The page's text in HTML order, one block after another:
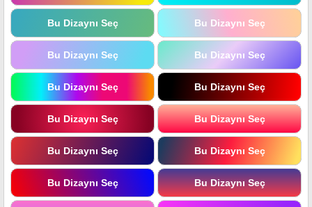
Bu Dizaynı Seç Bu Dizaynı Seç
Bu Dizaynı Seç Bu Dizaynı Seç
Bu Dizaynı Seç Bu Dizaynı Seç
Bu Dizaynı Seç Bu Dizaynı Seç
Bu Dizaynı Seç Bu Dizaynı Seç
Bu Dizaynı Seç Bu Dizaynı Seç